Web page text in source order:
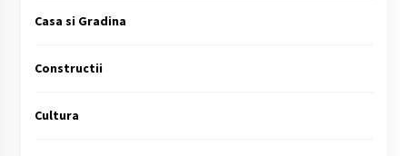
Casa si Gradina
Constructii
Cultura